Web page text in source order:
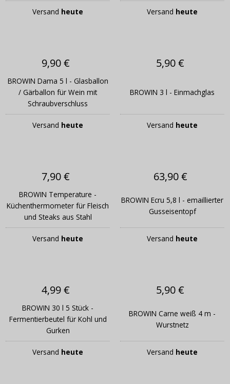
Versand heute Versand heute
9,90 €
BROWIN Dama 5 l - Glasballon
/ Gärballon für Wein mit
Schraubverschluss
Versand heute
5,90 €
BROWIN 3 l - Einmachglas
Versand heute
7,90 €
BROWIN Temperature -
Küchenthermometer für Fleisch
und Steaks aus Stahl
Versand heute
63,90 €
BROWIN Ecru 5,8 l - emaillierter
Gusseisentopf
Versand heute
4,99 €
BROWIN 30 l 5 Stück -
Fermentierbeutel für Kohl und
Gurken
Versand heute
5,90 €
BROWIN Carne weiß 4 m -
Wurstnetz
Versand heute